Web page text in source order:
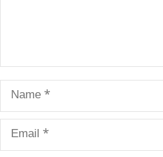
Name
Email